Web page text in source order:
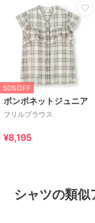
50%OFF
ポンポネットジュニア
フリルブラウス
¥8,195
シャツの類似